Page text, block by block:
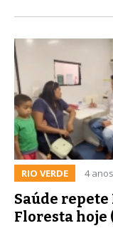
RIO VERDE 4
Saúde
Floresta hoje